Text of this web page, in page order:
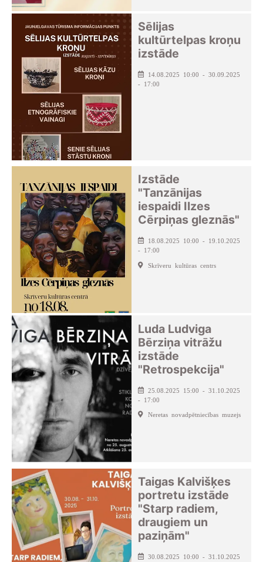
Sēlijas
kultūrtelpas kroņu
izstāde
14.08.2025 10:00 - 30.09.2025
- 17:00
Izstāde
"Tanzānijas
iespaidi Ilzes
Cērpiņas gleznās"
18.08.2025 10:00 - 19.10.2025
- 17:00
Skrīveru kultūras centrs
Luda Ludviga
Bērziņa vitrāžu
izstāde
"Retrospekcija"
25.08.2025 15:00 - 31.10.2025
- 17:00
Neretas novadpētniecības muzejs
Taigas Kalvišķes
portretu izstāde
"Starp radiem,
draugiem un
paziņām"
30.08.2025 10:00 - 31.10.2025